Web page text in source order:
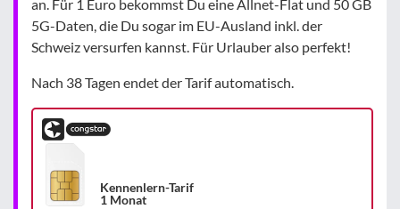
an. Für 1 Euro bekommst Du eine Allnet-Flat und 50 GB
5G-Daten, die Du sogar im EU-Ausland inkl. der
Schweiz versurfen kannst. Für Urlauber also perfekt!
Nach 38 Tagen endet der Tarif automatisch.
Kennenlern-Tarif
1 Monat